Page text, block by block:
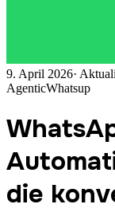
9. April 2026·
AgenticWhatsup
die